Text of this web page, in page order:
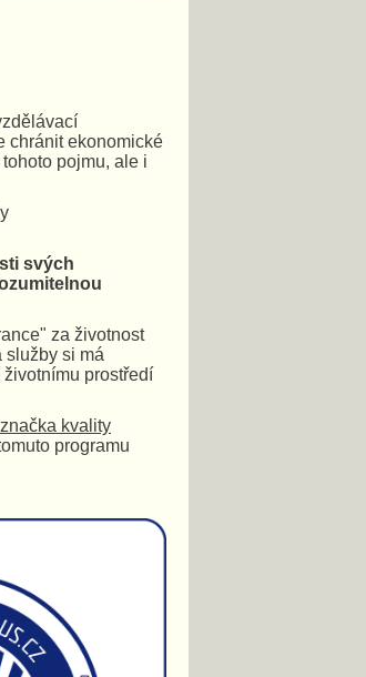
chránit ekonomické
pojmu, ale i
svých
za životnost
služby si má
prostředí
kvality
programu